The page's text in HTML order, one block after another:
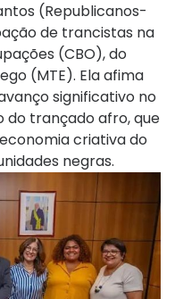
(Republicanos-
de trancistas na
(CBO), do
(MTE). Ela afima
significativo no
do trançado afro, que
criativa do
negras.